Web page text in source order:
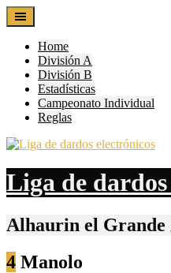
Skip
to
contentHome
División A
División B
Estadísticas
Campeonato Individual
Reglas
Liga de
Alhaurin el
4 Manolo